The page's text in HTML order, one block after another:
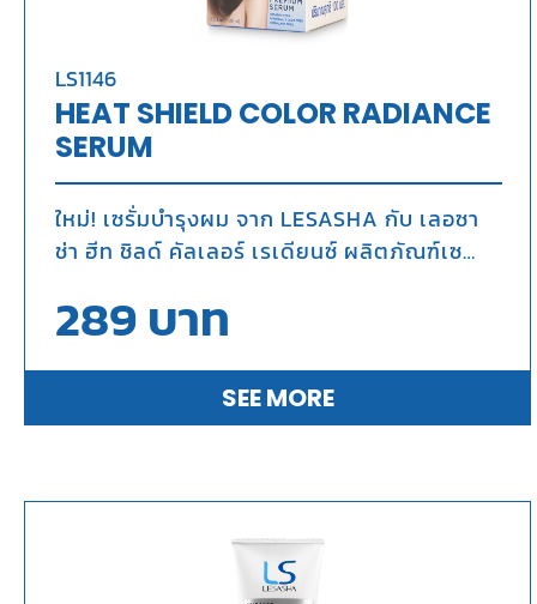
LS1146
HEAT SHIELD COLOR RADIANCE
SERUM
ใหม่! เซรั่มบำรุงผม จาก LESASHA กับ เลอซา
ช่า ฮีท ชิลด์ คัลเลอร์ เรเดียนซ์ ผลิตภัณฑ์เซ
จากความร้อนและปกป้องสีผมให้ดูสดใส เปล่ง
289 บาท
SEE MORE